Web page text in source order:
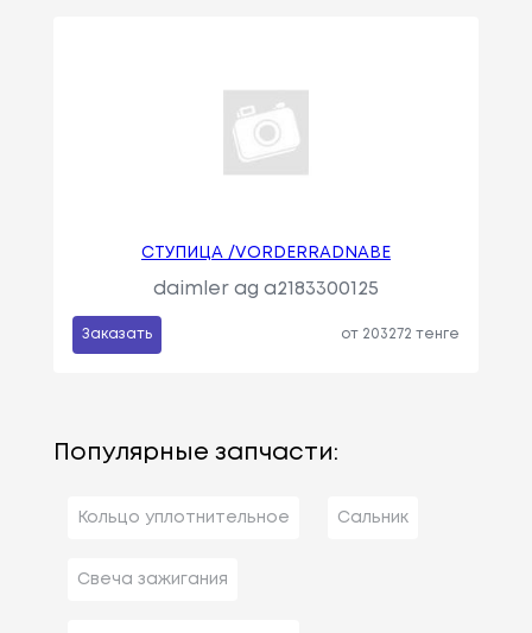
СТУПИЦА /VORDERRADNABE
daimler ag a2183300125
Заказать от 203272 тенге
Популярные запчасти:
Кольцо уплотнительное Сальник
Свеча зажигания